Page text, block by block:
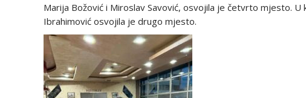
Marija Božović i Miroslav Savović, osvojila je četvrto mjesto. U
Ibrahimović osvojila je drugo mjesto.